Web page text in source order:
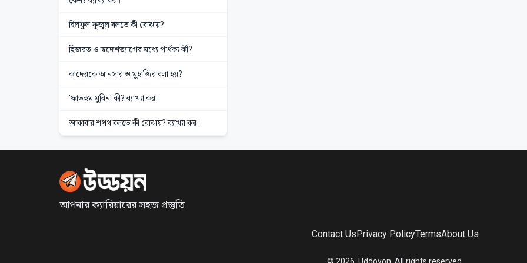
হিলফুল ফুজুল বলতে কী বোঝায়?
হিজরত ও স্বদেশত্যাগের মধ্যে পার্থক্য কী?
কাদেরকে আনসার ও মুহাজির বলা হয়?
'ফাতহুম মুবিন' কী? ব্যাখ্যা কর।
আকাবার শপথ বলতে কী বোঝায়? ব্যাখ্যা কর।
আপনার ক্যারিয়ারের সহজ প্রস্তুতি
Contact UsPrivacy PolicyTermsAbout Us